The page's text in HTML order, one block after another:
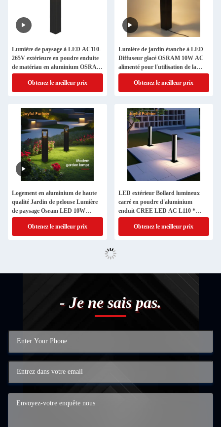
Lumière de paysage à LED AC110-
265V extérieure en poudre enduite
de matériau en aluminium OSRAM
LED 10W Bollard Lumière
extérieureObtenez le meilleur prix
Lumière de jardin étanche à LED
Diffuseur glacé OSRAM 10W AC
alimenté pour l'utilisation de la
décoration du jardin
Obtenez le meilleur prix
Logement en aluminium de haute
qualité Jardin de pelouse Lumière
de paysage Osram LED 10W
AC110-265V 30cm 60cm 90cm
HauteurObtenez le meilleur prix
LED extérieur Bollard lumineux
carré en poudre d'aluminium
enduit CREE LED AC L110 *
W110 * H900MM IP65
Obtenez le meilleur prix
- Je ne sais pas.